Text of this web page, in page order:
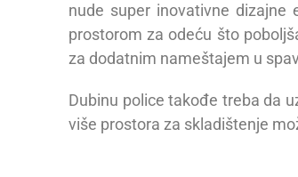
nude super inovativne
prostorom za odeću što
za dodatnim nameštajem u
Dubinu police takođe treba da
više prostora za skladištenje